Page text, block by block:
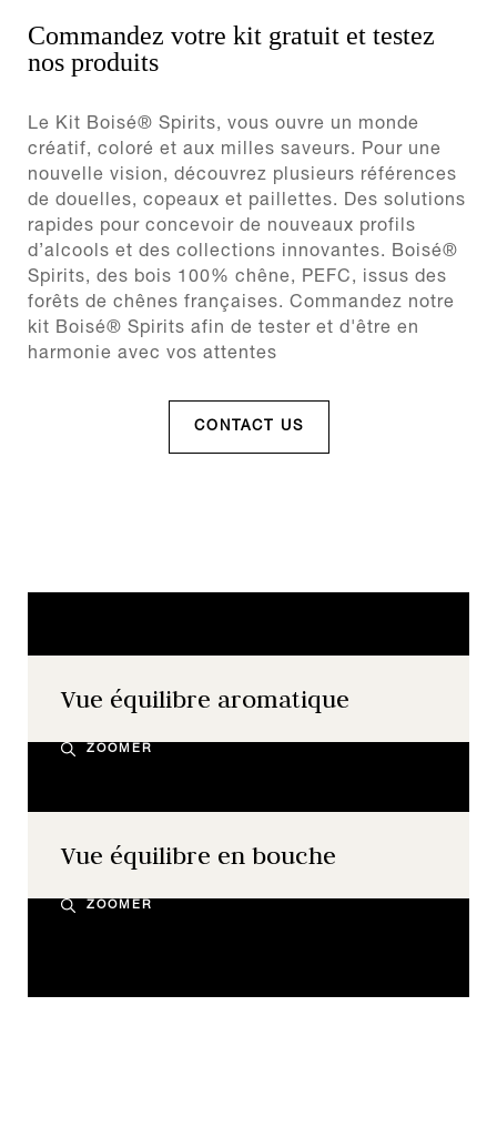
Commandez votre kit gratuit et testez
nos produits
Le Kit Boisé® Spirits, vous ouvre un monde
créatif, coloré et aux milles saveurs. Pour une
nouvelle vision, découvrez plusieurs références
de douelles, copeaux et paillettes. Des solutions
rapides pour concevoir de nouveaux profils
d’alcools et des collections innovantes. Boisé®
Spirits, des bois 100% chêne, PEFC, issus des
forêts de chênes françaises. Commandez notre
kit Boisé® Spirits afin de tester et d'être en
harmonie avec vos attentes
CONTACT US
Vue équilibre aromatique
ZOOMER
Vue équilibre en bouche
ZOOMER